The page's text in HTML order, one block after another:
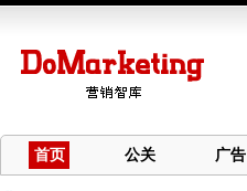
首页 公关 广告